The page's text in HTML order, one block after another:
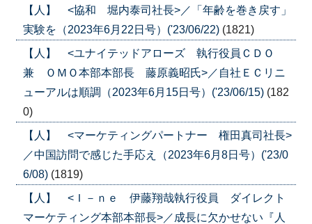
【人】 <協和 堀内泰司社長>／「年齢を巻き戻す」
実験を（2023年6月22日号）('23/06/22) (1821)
【人】 <ユナイテッドアローズ 執行役員ＣＤＯ
兼 ＯＭＯ本部本部長 藤原義昭氏>／自社ＥＣリニ
ューアルは順調（2023年6月15日号）('23/06/15) (182
0)
【人】 <マーケティングパートナー 権田真司社長>
／中国訪問で感じた手応え（2023年6月8日号）('23/0
6/08) (1819)
【人】 <Ｉ－ｎｅ 伊藤翔哉執行役員 ダイレクト
マーケティング本部本部長>／成長に欠かせない『人